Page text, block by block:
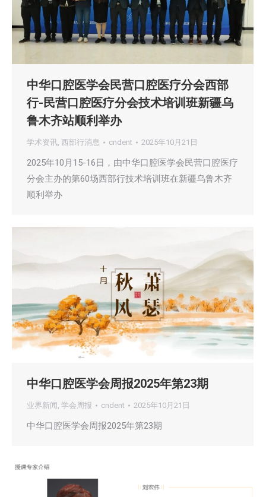
中华口腔医学会民营口腔医疗分会西部
行-民营口腔医疗分会技术培训班新疆乌
鲁木齐站顺利举办
学术资讯, 西部行消息 cndent 2025年10月21日
2025年10月15-16日，由中华口腔医学会民营口腔医疗
分会主办的第60场西部行技术培训班在新疆乌鲁木齐
顺利举办
中华口腔医学会周报2025年第23期
业界新闻 , 学会周报 cndent 2025年10月21日
中华口腔医学会周报2025年第23期